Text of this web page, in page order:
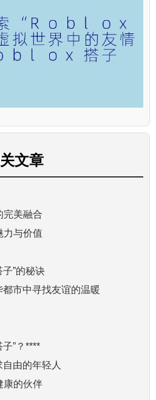
文章
完美融合
力与价值
子”的秘诀
市中寻找友谊的温暖
子”？****
由的年轻人
康的伙伴